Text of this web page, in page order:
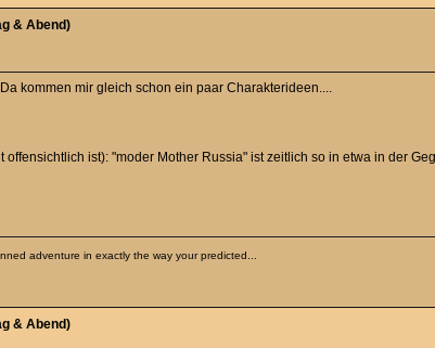
& Abend)
kommen mir gleich schon ein paar Charakterideen....
ist): "moder Mother Russia" ist zeitlich so in etwa in der
adventure in exactly the way your predicted...
& Abend)